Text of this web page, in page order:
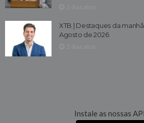
XTB | Destaques da
Agosto de 2026
Instale as nossas